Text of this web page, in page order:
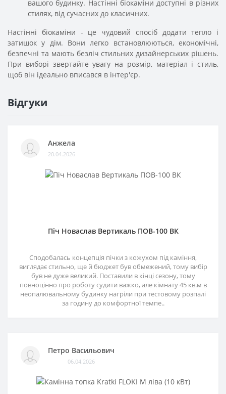
вашого будинку. Настінні біокаміни доступні в різних
стилях, від сучасних до класичних.
Настінні біокаміни - це чудовий спосіб додати тепло і
затишок у дім. Вони легко встановлюються, економічні,
безпечні та мають безліч стильних дизайнерських рішень.
При виборі звертайте увагу на розмір, матеріал і стиль,
щоб він ідеально вписався в інтер'єр.
Відгуки
Анжела
20.04.2026
Піч Новаслав Вертикаль ПОВ-100 ВК
Сподобалась концепція пічки з кожухом під каміння,
виглядає стильно, ще й бюджет був обмежений, тому вибір
був не дуже великий. Поставили в кінці сезону, тому
повноцінно про роботу судити важко, але кімнату 45 кв.м в
неопалювальному будинку нагріли при тестовому розпалі
за годину до комфортної темпе..
Петро Васильович
06.04.2026